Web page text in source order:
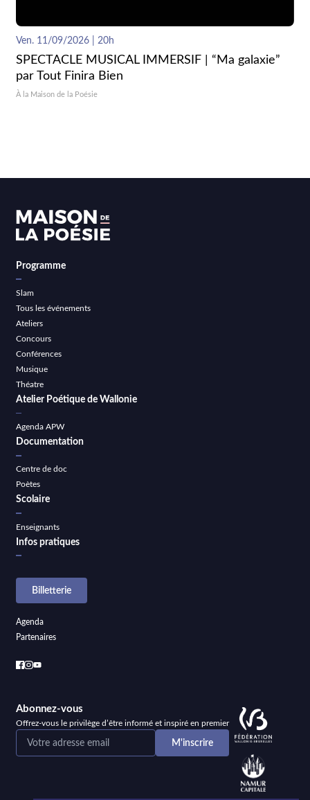
Ven. 11/09/2026 | 20h
SPECTACLE MUSICAL IMMERSIF | “Ma galaxie”
par Tout Finira Bien
À la Maison de la Poésie
Programme
Slam
Tous les événements
Ateliers
Concours
Conférences
Musique
Théatre
Atelier Poétique de Wallonie
Agenda APW
Documentation
Centre de doc
Poètes
Scolaire
Enseignants
Infos pratiques
Billetterie
Agenda
Partenaires
Abonnez-vous
Offrez-vous le privilège d’être informé et inspiré en premier